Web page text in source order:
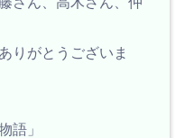
りがとうございま
語」